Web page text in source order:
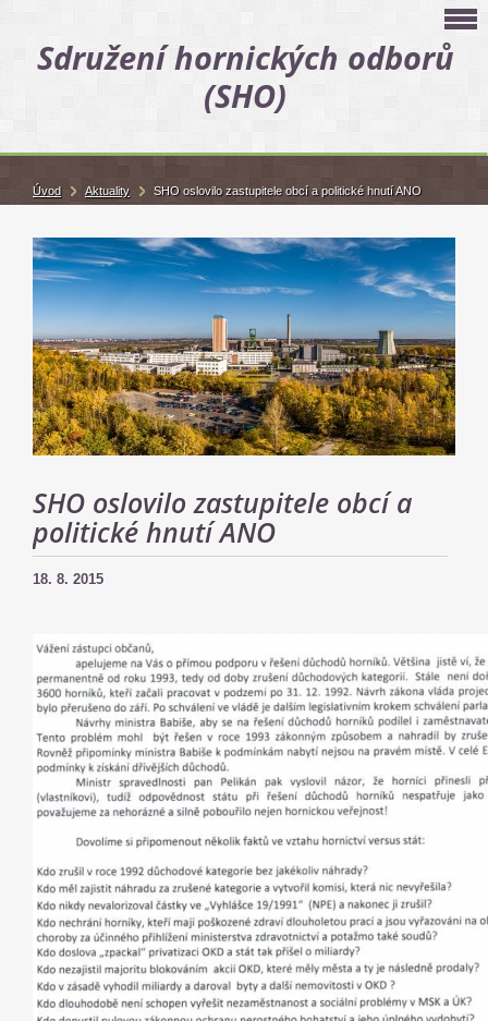
Sdružení hornických odborů
(SHO)
SHO oslovilo zastupitele obcí a
politické hnutí ANO
18. 8. 2015
Úvod Aktuality SHO oslovilo zastupitele obcí a politické hnutí ANO